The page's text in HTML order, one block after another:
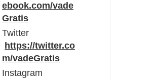
ebook.com/vade
Gratis
Twitter
https://twitter.co
m/vadeGratis
Instagram